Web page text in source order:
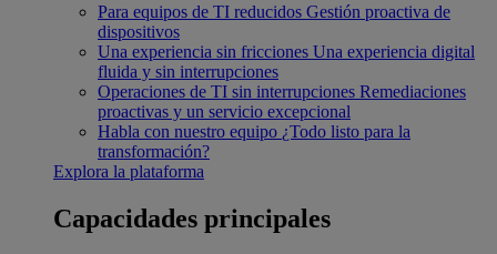
Para equipos de TI reducidos Gestión proactiva de
dispositivos
Una experiencia sin fricciones Una experiencia digital
fluida y sin interrupciones
Operaciones de TI sin interrupciones Remediaciones
proactivas y un servicio excepcional
Habla con nuestro equipo ¿Todo listo para la
transformación?
Explora la plataforma
Capacidades principales